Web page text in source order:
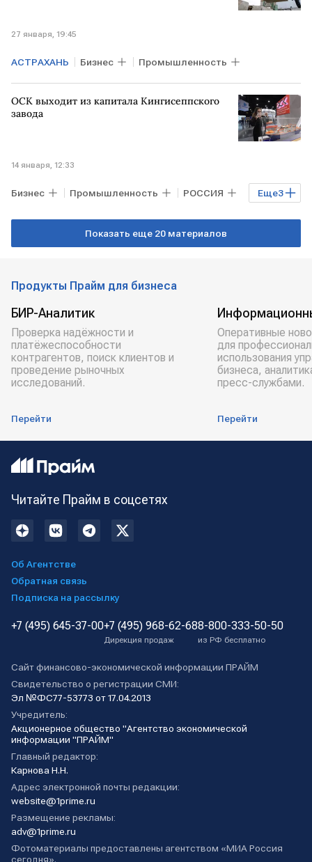
27 января, 19:45
АСТРАХАНЬ Бизнес Промышленность
ОСК выходит из капитала Кингисеппского
завода
14 января, 12:33
Еще3
Бизнес Промышленность РОССИЯ
РФ КАЛИНИНГРАД
Владивосток
Показать еще 20 материалов
Продукты Прайм для бизнеса
БИР-Аналитик
Проверка надёжности и
платёжеспособности
контрагентов, поиск клиентов и
проведение рыночных
исследований.
Перейти
Оперативные
для
использования
бизнеса,
пресс-службами.
Перейти
Читайте Прайм в соцсетях
Об Агентстве
Обратная связь
Подписка на рассылку
+7 (495) 645-37-00+7 (495) 968-62-68
Дирекция продаж
8-800-333-50-50
из РФ бесплатно
Сайт финансово-экономической информации ПРАЙМ
Свидетельство о регистрации СМИ:
Эл №ФС77-53773 от 17.04.2013
Учредитель:
Акционерное общество "Агентство экономической
информации "ПРАЙМ"
Главный редактор:
Карнова Н.Н.
Адрес электронной почты редакции:
website@1prime.ru
Размещение рекламы:
adv@1prime.ru
Фотоматериалы предоставлены агентством «МИА Россия
сегодня».